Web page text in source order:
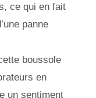
ce qui en fait
panne
boussole
en
un sentiment